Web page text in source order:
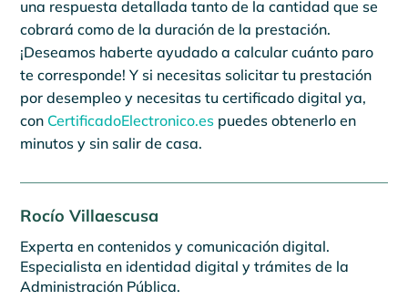
una respuesta detallada tanto de la cantidad que se
cobrará como de la duración de la prestación.
¡Deseamos haberte ayudado a calcular cuánto paro
te corresponde! Y si necesitas solicitar tu prestación
por desempleo y necesitas tu certificado digital ya,
con CertificadoElectronico.es puedes obtenerlo en
minutos y sin salir de casa.
Rocío Villaescusa
Experta en contenidos y comunicación digital.
Especialista en identidad digital y trámites de la
Administración Pública.